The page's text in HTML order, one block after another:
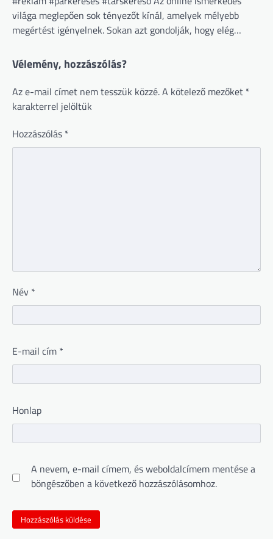
világa meglepően sok tényezőt kínál, amelyek mélyebb
megértést igényelnek. Sokan azt gondolják, hogy elég…
Vélemény, hozzászólás?
Az e-mail címet nem tesszük közzé.A kötelező mezőket *
karakterrel jelöltük
Hozzászólás *
Név *
E-mail cím *
Honlap
A nevem, e-mail címem, és weboldalcímem mentése a
böngészőben a következő hozzászólásomhoz.